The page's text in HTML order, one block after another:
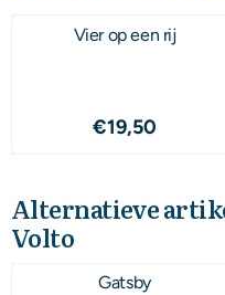
Vier op een rij
Prijs: 19,50
€19,50
Alternatieve
Volto
Gatsby